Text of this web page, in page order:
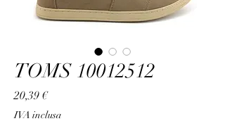
TOMS 10012512
20,39 €Prezzo
IVA inclusa